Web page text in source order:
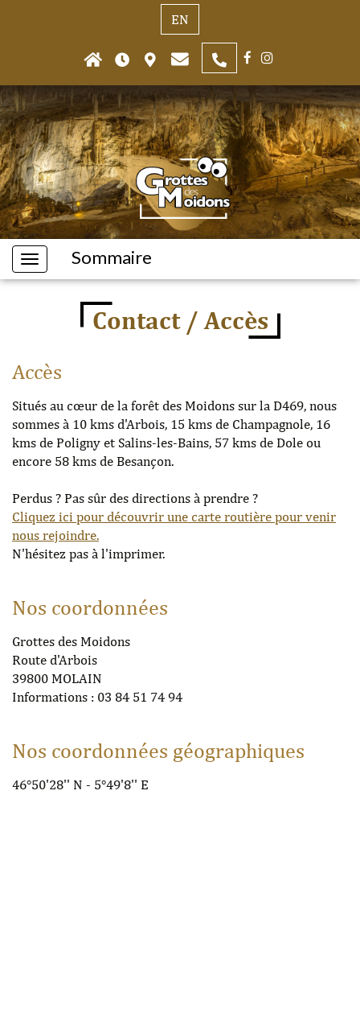
EN
Sommaire
Contact / Accès
Accès
Situés au cœur de la forêt des Moidons sur la D469, nous
sommes à 10 kms d'Arbois, 15 kms de Champagnole, 16
kms de Poligny et Salins-les-Bains, 57 kms de Dole ou
encore 58 kms de Besançon.
Perdus ? Pas sûr des directions à prendre ?
Cliquez ici pour découvrir une carte routière pour venir
nous rejoindre.
N'hésitez pas à l'imprimer.
Nos coordonnées
Grottes des Moidons
Route d'Arbois
39800 MOLAIN
Informations : 03 84 51 74 94
Nos coordonnées géographiques
46°50'28'' N - 5°49'8'' E